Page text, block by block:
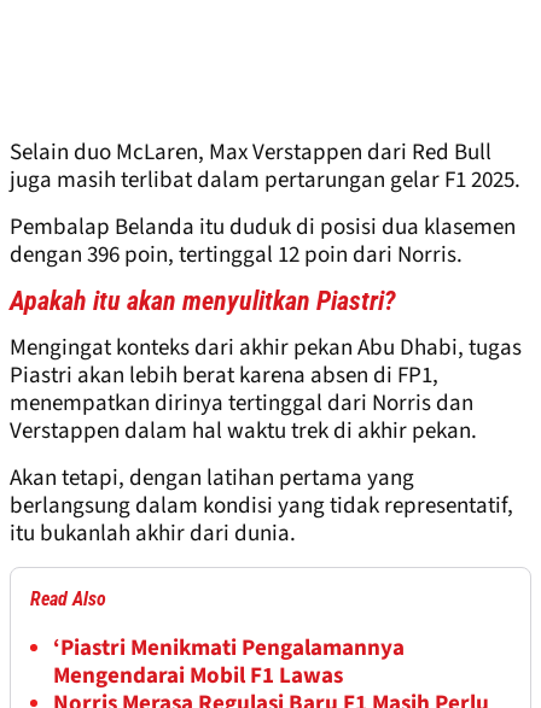
Selain duo McLaren, Max Verstappen dari Red Bull
juga masih terlibat dalam pertarungan gelar F1 2025.
Pembalap Belanda itu duduk di posisi dua klasemen
dengan 396 poin, tertinggal 12 poin dari Norris.
Apakah itu akan menyulitkan Piastri?
Mengingat konteks dari akhir pekan Abu Dhabi, tugas
Piastri akan lebih berat karena absen di FP1,
menempatkan dirinya tertinggal dari Norris dan
Verstappen dalam hal waktu trek di akhir pekan.
Akan tetapi, dengan latihan pertama yang
berlangsung dalam kondisi yang tidak representatif,
itu bukanlah akhir dari dunia.
Read Also
‘Piastri Menikmati Pengalamannya
Mengendarai Mobil F1 Lawas